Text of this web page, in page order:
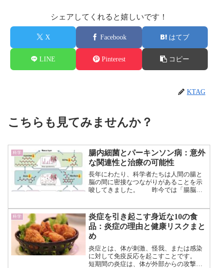
シェアしてくれると嬉しいです！
X Facebook はてブ
LINE Pinterest コピー
KTAG
こちらも見てみませんか？
科学
腸内細菌とパーキンソン病：意外
な関連性と治療の可能性
長年にわたり、科学者たちは人間の腸と
脳の間に密接なつながりがあることを示
唆してきました。 昨今では「腸脳相
病の発症にも深く関与している可能性が
示されています。 ...（続きを読
む）
科学
炎症を引き起こす身近な10の食
品：炎症の理由と健康リスクまと
め
炎症とは、体が刺激、怪我、または感染
に対して免疫反応を起こすことです。
短期間の炎症は、体が外部からの攻撃に